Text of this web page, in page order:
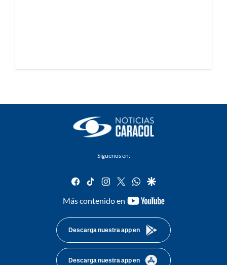
Síguenos en:
facebook
tiktok instagram
twitterwhatsapp
google
Más contenido en
youtube-
Descarga nuestra app en
Descarga nuestra app en